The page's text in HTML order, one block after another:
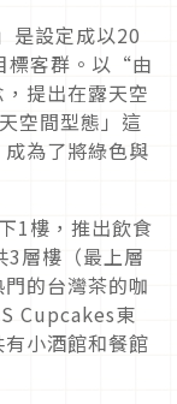
是設定成以20
標客群。以“由
提出在露天空
空間型態」這
為了將綠色與
1樓，推出飲食
3層樓（最上層
的台灣茶的咖
Cupcakes東
小酒館和餐館